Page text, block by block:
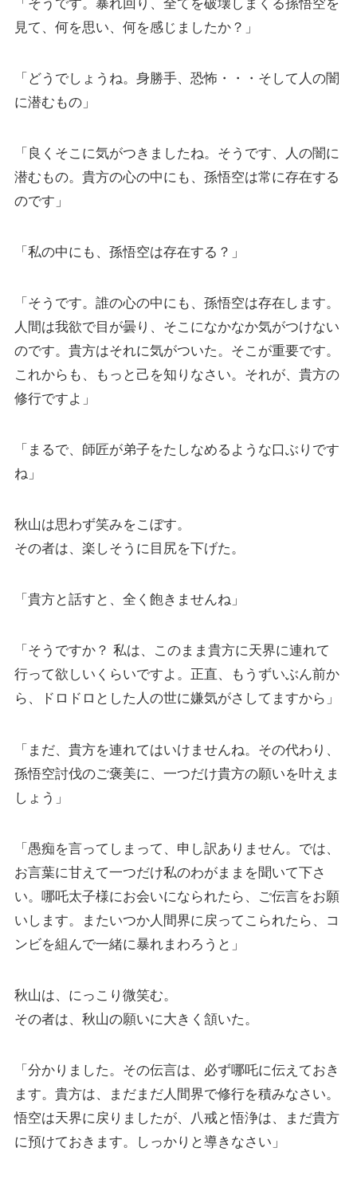
「そうです。暴れ回り、全てを破壊しまくる孫悟空を
見て、何を思い、何を感じましたか？」
「どうでしょうね。身勝手、恐怖・・・そして人の闇
に潜むもの」
「良くそこに気がつきましたね。そうです、人の闇に
潜むもの。貴方の心の中にも、孫悟空は常に存在する
のです」
「私の中にも、孫悟空は存在する？」
「そうです。誰の心の中にも、孫悟空は存在します。
人間は我欲で目が曇り、そこになかなか気がつけない
のです。貴方はそれに気がついた。そこが重要です。
これからも、もっと己を知りなさい。それが、貴方の
修行ですよ」
「まるで、師匠が弟子をたしなめるような口ぶりです
ね」
秋山は思わず笑みをこぼす。
その者は、楽しそうに目尻を下げた。
「貴方と話すと、全く飽きませんね」
「そうですか？ 私は、このまま貴方に天界に連れて
行って欲しいくらいですよ。正直、もうずいぶん前か
ら、ドロドロとした人の世に嫌気がさしてますから」
「まだ、貴方を連れてはいけませんね。その代わり、
孫悟空討伐のご褒美に、一つだけ貴方の願いを叶えま
しょう」
「愚痴を言ってしまって、申し訳ありません。では、
お言葉に甘えて一つだけ私のわがままを聞いて下さ
い。哪吒太子様にお会いになられたら、ご伝言をお願
いします。またいつか人間界に戻ってこられたら、コ
ンビを組んで一緒に暴れまわろうと」
秋山は、にっこり微笑む。
その者は、秋山の願いに大きく頷いた。
「分かりました。その伝言は、必ず哪吒に伝えておき
ます。貴方は、まだまだ人間界で修行を積みなさい。
悟空は天界に戻りましたが、八戒と悟浄は、まだ貴方
に預けておきます。しっかりと導きなさい」